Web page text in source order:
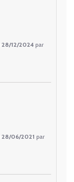
28/12/2024 par
28/06/2021 par